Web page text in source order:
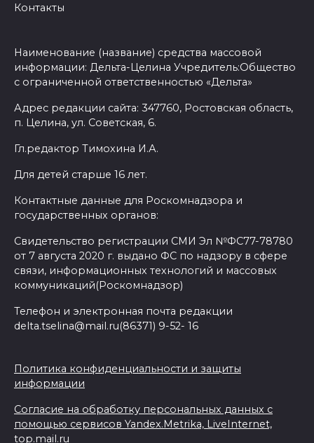
Контакты
Наименование (название) средства массовой
информации: Дельта-Целина Учредитель:Общество
с ограниченной ответственностью «Дельта»
Адрес редакции сайта: 347760, Ростовская область,
п. Целина, ул. Советская, 6.
Гл.редактор Тимохина И.А.
Для детей старше 16 лет.
Контактные данные для Роскомнадзора и
государственных органов:
Свидетельство регистрации СМИ Эл №ФС77-78780
от 7 августа 2020 г. выдано ФС по надзору в сфере
связи, информационных технологий и массовых
коммуникаций(Роскомнадзор)
Телефон и электронная почта редакции
delta.tselina@mail.ru(86371) 9-52- 16
Политика конфиденциальности и защиты
информации
Согласие на обработку персональных данных с
помощью сервисов Yandex.Metrika, LiveInternet,
top.mail.ru